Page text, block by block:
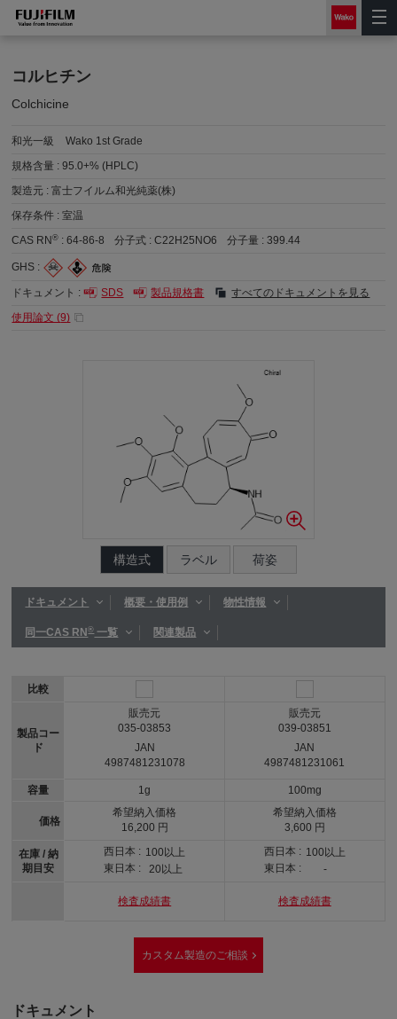
コルヒチン
Colchicine
和光一級
Wako 1st Grade
規格含量 :95.0+% (HPLC)
製造元 :富士フイルム和光純薬(株)
保存条件 :室温
CAS RN® :64-86-8 分子式 :C22H25NO6 分子量 :399.44
GHS :
ドキュメント : SDS 製品規格書
すべてのドキュメントを見る
使用論文 (9)
構造式 ラベル 荷姿
ドキュメント 概要・使用例 物性情報
同一CAS RN®一覧 関連製品
比較
製品コー
ド
容量
価格
在庫 / 納
期目安
販売元
035-03853
JAN
4987481231078
1g
希望納入価格
16,200 円
西日本 : 100以上
東日本 :
20以上
検査成績書
販売元
039-03851
JAN
4987481231061
100mg
希望納入価格
3,600 円
西日本 : 100以上
東日本 :
-
検査成績書
カスタム製造のご相談
ドキュメント